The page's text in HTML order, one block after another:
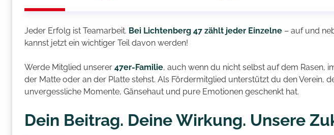
Jeder Erfolg ist Teamarbeit. Bei Lichtenberg 47 zählt jeder Einzelne – auf und
kannst jetzt ein wichtiger Teil davon werden!
Werde Mitglied unserer 47er-Familie, auch wenn du nicht selbst auf dem Rasen,
der Matte oder an der Platte stehst. Als Fördermitglied unterstützt du den Verein,
unvergessliche Momente, Gänsehaut und pure Emotionen geschenkt hat.
Dein Beitrag. Deine Wirkung. Unsere